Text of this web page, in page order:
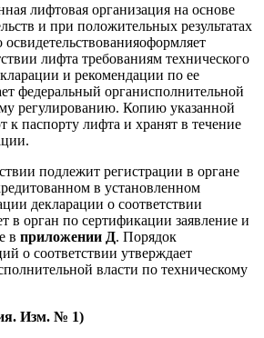
лифтовая организация на основе
и при положительных результатах
освидетельствованияоформляет
лифта требованиям технического
и рекомендации по ее
федеральный органисполнительной
регулированию. Копию указанной
к паспорту лифта и хранят в течение
подлежит регистрации в органе
в установленном
декларации о соответствии
в орган по сертификации заявление и
в приложении Д. Порядок
о соответствии утверждает
власти по техническому
Изм. № 1)